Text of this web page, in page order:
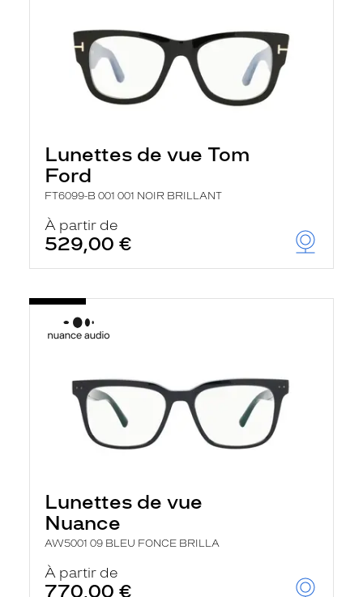
Lunettes de vue Tom
Ford
FT6099-B 001 001 NOIR BRILLANT
À partir de
529,00 €
Lunettes de vue
Nuance
AW5001 09 BLEU FONCE BRILLA
À partir de
770,00 €